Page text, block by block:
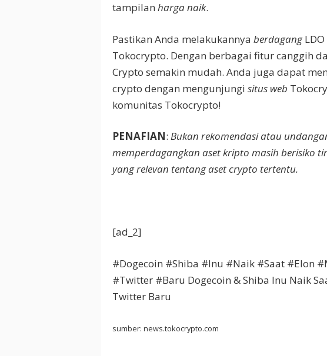
tampilan harga naik.
Pastikan Anda melakukannya berdagang
Tokocrypto. Dengan berbagai fitur canggih
Crypto semakin mudah. Anda juga dapat
crypto dengan mengunjungi situs web
komunitas Tokocrypto!
PENAFIAN: Bukan rekomendasi atau
memperdagangkan aset kripto masih berisiko
yang relevan tentang aset crypto tertentu.
[ad_2]
#Dogecoin #Shiba #Inu #Naik #Saat #Elon
#Twitter #Baru Dogecoin & Shiba Inu Naik
Twitter Baru
sumber: news.tokocrypto.com